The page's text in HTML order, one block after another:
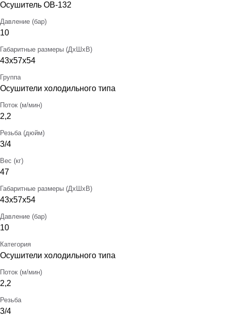
Осушитель ОВ-132
Давление (бар)
10
Габаритные размеры (ДхШхВ)
43х57х54
Группа
Осушители холодильного типа
Поток (м/мин)
2,2
Резьба (дюйм)
3/4
Вес (кг)
47
Габаритные размеры (ДхШхВ)
43х57х54
Давление (бар)
10
Категория
Осушители холодильного типа
Поток (м/мин)
2,2
Резьба
3/4